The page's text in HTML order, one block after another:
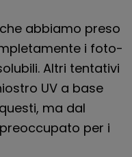
abbiamo preso
i foto-
Altri tentativi
UV a base
ma dal
per i